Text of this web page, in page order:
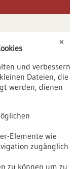
✕
und verbessern
Dateien, die
werden, dienen
Elemente wie
zugänglich
zu können um zu